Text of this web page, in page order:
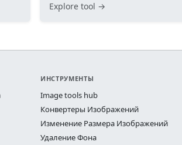
Explore tool →
ИНСТРУМЕНТЫ
Image tools hub
Конвертеры Изображений
Изменение Размера Изображений
Удаление Фона